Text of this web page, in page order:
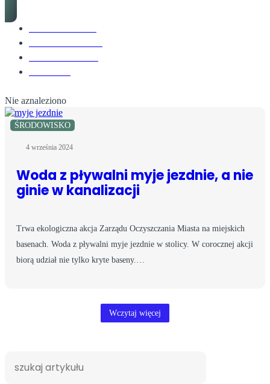
Nie aznaleziono
ŚRODOWISKO
4 września 2024
Woda z pływalni myje jezdnie, a nie
ginie w kanalizacji
Trwa ekologiczna akcja Zarządu Oczyszczania Miasta na miejskich
basenach. Woda z pływalni myje jezdnie w stolicy. W corocznej akcji
biorą udział nie tylko kryte baseny.…
Wczytaj więcej